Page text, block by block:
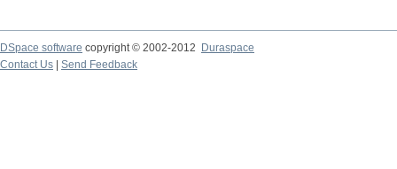
DSpace software copyright © 2002-2012
Duraspace
Contact Us
Send Feedback